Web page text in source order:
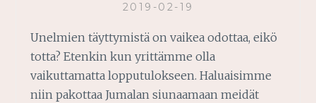
2019-02-19
Unelmien täyttymistä on vaikea odottaa, eikö
totta? Etenkin kun yrittämme olla
vaikuttamatta lopputulokseen. Haluaisimme
niin pakottaa Jumalan siunaamaan meidät